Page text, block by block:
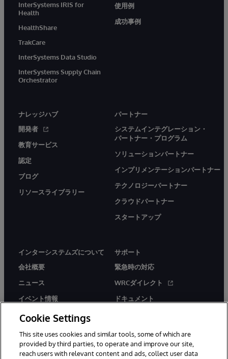
InterSystems IRIS for
Health
HealthShare
TrakCare
InterSystems Data Studio
InterSystems Supply Chain
Orchestrator
使用例
成功事例
ナレッジハブ
開発者
教育サービス
認定
ブログ
リソースライブラリー
パートナー
システムインテグレーション・
パートナー・プログラム
ソリューションパートナー
インプリメンテーションパートナー
テクノロジーパートナー
クラウドパートナー
スタートアップ
インターシステムズについて
会社概要
ニュース
イベント情報
採用情報
サポート
緊急時の対応
WRCダイレクト
ドキュメント
Cookie Settings
This site uses cookies and similar tools, some of which are
provided by third parties, to operate and improve our site,
reach users with relevant content and ads, collect user data